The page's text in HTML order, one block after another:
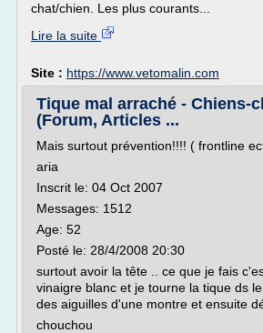
chat/chien. Les plus courants...
Lire la suite
Site : https://www.vetomalin.com
Tique mal arraché - Chiens-
(Forum, Articles ...
Mais surtout prévention!!!! ( frontline
aria
Inscrit le: 04 Oct 2007
Messages: 1512
Age: 52
Posté le: 28/4/2008 20:30
surtout avoir la tête .. ce que je fais
vinaigre blanc et je tourne la tique ds
des aiguilles d'une montre et ensuite
chouchou